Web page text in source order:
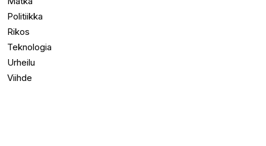
Politiikka
Rikos
Teknologia
Urheilu
Viihde